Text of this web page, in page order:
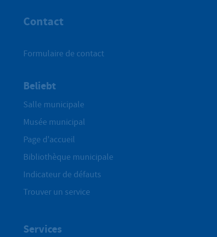
Contact
Formulaire de contact
Beliebt
Salle municipale
Musée municipal
Page d'accueil
Bibliothèque municipale
Indicateur de défauts
Trouver un service
Services